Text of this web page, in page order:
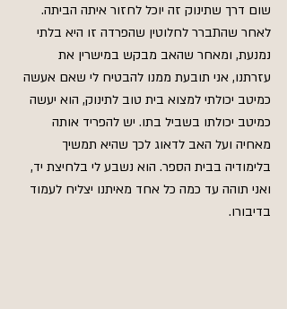
שום דרך שתינוק זה יוכל לחזור איתה הביתה.
לאחר שהתברר לחלוטין שהפרדה זו היא בלתי
נמנעת, ומאחר שהאב מבקש במישרין את
עזרתנו, אני תובעת ממנו להבטיח לי שאם אעשה
כמיטב יכולתי למצוא בית טוב לתינוק, הוא יעשה
כמיטב יכולתו בשביל בתו. יש להפריד אותה
מאחיה ועל האב לדאוג לכך שהיא תמשיך
בלימודיה בבית הספר. הוא נשבע לי בלחיצת יד,
ואני תוהה עד כמה כל אחד מאיתנו יצליח לעמוד
בדיבורו.